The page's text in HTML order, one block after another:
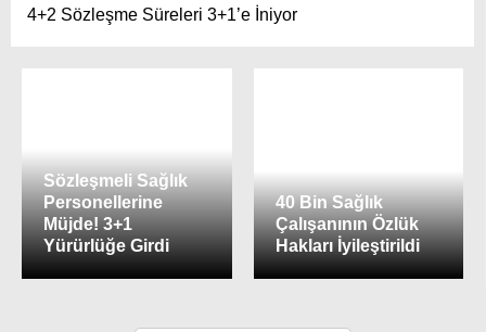
4+2 Sözleşme Süreleri 3+1’e İniyor
Sözleşmeli Sağlık
Personellerine
Müjde! 3+1
Yürürlüğe Girdi
40 Bin Sağlık
Çalışanının Özlük
Hakları İyileştirildi